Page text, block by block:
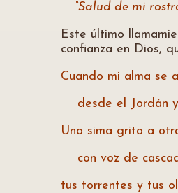
“Salud de mi
Este último
confianza en Dios,
Cuando mi alma se
desde el Jordán y
Una sima grita a
con voz de
tus torrentes y tus